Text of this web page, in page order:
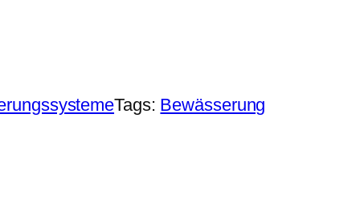
Tags: Bewässerung